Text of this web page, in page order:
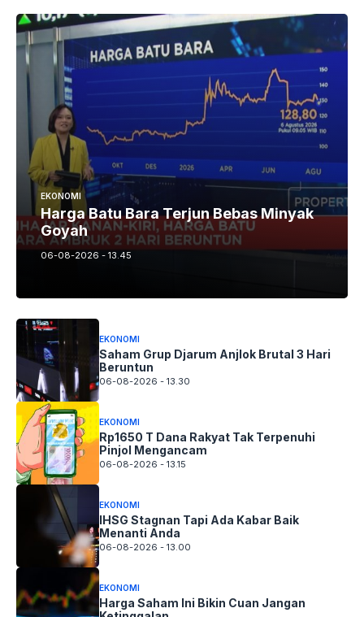
EKONOMI
Harga Batu Bara Terjun Bebas Minyak
Goyah
06-08-2026 - 13.45
EKONOMI
Saham Grup Djarum Anjlok Brutal 3 Hari
Beruntun
06-08-2026 - 13.30
EKONOMI
Rp1650 T Dana Rakyat Tak Terpenuhi
Pinjol Mengancam
06-08-2026 - 13.15
EKONOMI
IHSG Stagnan Tapi Ada Kabar Baik
Menanti Anda
06-08-2026 - 13.00
EKONOMI
Harga Saham Ini Bikin Cuan Jangan